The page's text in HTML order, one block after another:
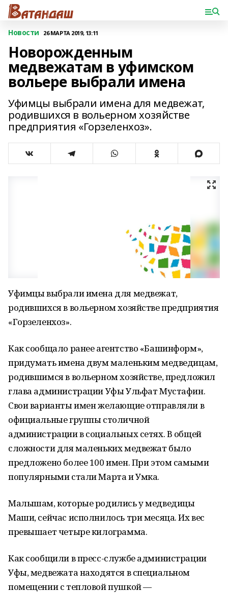
Новости 26 МАРТА 2019, 13:11
Новорожденным
медвежатам в уфимском
вольере выбрали имена
Уфимцы выбрали имена для медвежат,
родившихся в вольерном хозяйстве
предприятия «Горзеленхоз».
Уфимцы выбрали имена для медвежат,
родившихся в вольерном хозяйстве предприятия
«Горзеленхоз».
Как сообщало ранее агентство «Башинформ»,
придумать имена двум маленьким медведицам,
родившимся в вольерном хозяйстве, предложил
глава администрации Уфы Ульфат Мустафин.
Свои варианты имен желающие отправляли в
официальные группы столичной
администрации в социальных сетях. В общей
сложности для маленьких медвежат было
предложено более 100 имен. При этом самыми
популярными стали Марта и Умка.
Малышам, которые родились у медведицы
Маши, сейчас исполнилось три месяца. Их вес
превышает четыре килограмма.
Как сообщили в пресс-службе администрации
Уфы, медвежата находятся в специальном
помещении с тепловой пушкой —